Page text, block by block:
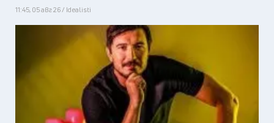
11:45, 05 авг 26 / Idealisti